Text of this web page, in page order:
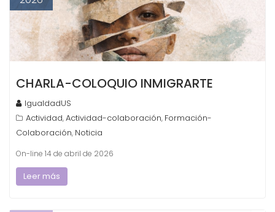
CHARLA-COLOQUIO INMIGRARTE
IgualdadUS
Actividad,Actividad-colaboración, Formación-
Colaboración, Noticia
On-line 14 de abril de 2026
Leer más